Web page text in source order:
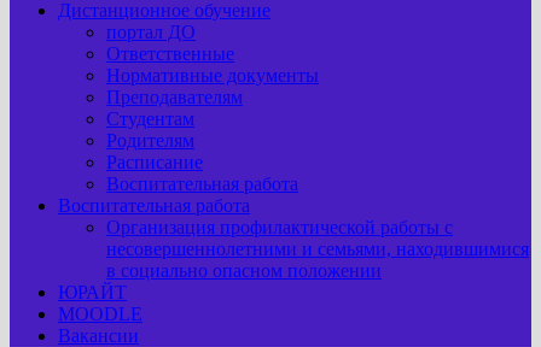
Дистанционное обучение
портал ДО
Ответственные
Нормативные документы
Преподавателям
Студентам
Родителям
Расписание
Воспитательная работа
Воспитательная работа
Организация профилактической работы с
несовершеннолетними и семьями, находившимися
в социально опасном положении
ЮРАЙТ
MOODLE
Вакансии